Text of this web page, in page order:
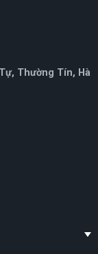
Thường Tín, Hà